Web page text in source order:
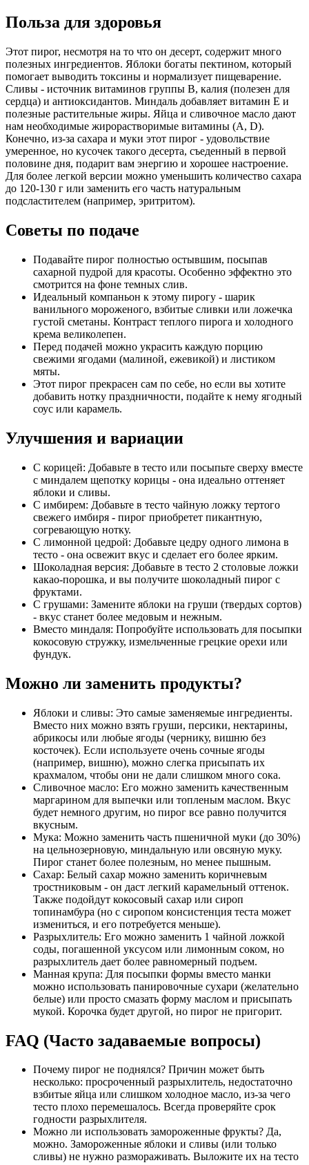
Польза для здоровья
Этот пирог, несмотря на то что он десерт, содержит много
полезных ингредиентов. Яблоки богаты пектином, который
помогает выводить токсины и нормализует пищеварение.
Сливы - источник витаминов группы В, калия (полезен для
сердца) и антиоксидантов. Миндаль добавляет витамин Е и
полезные растительные жиры. Яйца и сливочное масло дают
нам необходимые жирорастворимые витамины (А, D).
Конечно, из-за сахара и муки этот пирог - удовольствие
умеренное, но кусочек такого десерта, съеденный в первой
половине дня, подарит вам энергию и хорошее настроение.
Для более легкой версии можно уменьшить количество сахара
до 120-130 г или заменить его часть натуральным
подсластителем (например, эритритом).
Советы по подаче
Подавайте пирог полностью остывшим, посыпав
сахарной пудрой для красоты. Особенно эффектно это
смотрится на фоне темных слив.
Идеальный компаньон к этому пирогу - шарик
ванильного мороженого, взбитые сливки или ложечка
густой сметаны. Контраст теплого пирога и холодного
крема великолепен.
Перед подачей можно украсить каждую порцию
свежими ягодами (малиной, ежевикой) и листиком
мяты.
Этот пирог прекрасен сам по себе, но если вы хотите
добавить нотку праздничности, подайте к нему ягодный
соус или карамель.
Улучшения и вариации
С корицей: Добавьте в тесто или посыпьте сверху вместе
с миндалем щепотку корицы - она идеально оттеняет
яблоки и сливы.
С имбирем: Добавьте в тесто чайную ложку тертого
свежего имбиря - пирог приобретет пикантную,
согревающую нотку.
С лимонной цедрой: Добавьте цедру одного лимона в
тесто - она освежит вкус и сделает его более ярким.
Шоколадная версия: Добавьте в тесто 2 столовые ложки
какао-порошка, и вы получите шоколадный пирог с
фруктами.
С грушами: Замените яблоки на груши (твердых сортов)
- вкус станет более медовым и нежным.
Вместо миндаля: Попробуйте использовать для посыпки
кокосовую стружку, измельченные грецкие орехи или
фундук.
Можно ли заменить продукты?
Яблоки и сливы: Это самые заменяемые ингредиенты.
Вместо них можно взять груши, персики, нектарины,
абрикосы или любые ягоды (чернику, вишню без
косточек). Если используете очень сочные ягоды
(например, вишню), можно слегка присыпать их
крахмалом, чтобы они не дали слишком много сока.
Сливочное масло: Его можно заменить качественным
маргарином для выпечки или топленым маслом. Вкус
будет немного другим, но пирог все равно получится
вкусным.
Мука: Можно заменить часть пшеничной муки (до 30%)
на цельнозерновую, миндальную или овсяную муку.
Пирог станет более полезным, но менее пышным.
Сахар: Белый сахар можно заменить коричневым
тростниковым - он даст легкий карамельный оттенок.
Также подойдут кокосовый сахар или сироп
топинамбура (но с сиропом консистенция теста может
измениться, и его потребуется меньше).
Разрыхлитель: Его можно заменить 1 чайной ложкой
соды, погашенной уксусом или лимонным соком, но
разрыхлитель дает более равномерный подъем.
Манная крупа: Для посыпки формы вместо манки
можно использовать панировочные сухари (желательно
белые) или просто смазать форму маслом и присыпать
мукой. Корочка будет другой, но пирог не пригорит.
FAQ (Часто задаваемые вопросы)
Почему пирог не поднялся? Причин может быть
несколько: просроченный разрыхлитель, недостаточно
взбитые яйца или слишком холодное масло, из-за чего
тесто плохо перемешалось. Всегда проверяйте срок
годности разрыхлителя.
Можно ли использовать замороженные фрукты? Да,
можно. Замороженные яблоки и сливы (или только
сливы) не нужно размораживать. Выложите их на тесто